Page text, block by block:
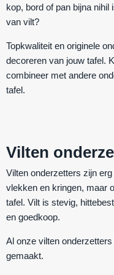
kop, bord of pan bijna
van vilt?
Topkwaliteit en originele
decoreren van jouw tafel.
combineer met andere
tafel.
Vilten
Vilten onderzetters zijn
vlekken en kringen, maar
tafel. Vilt is stevig,
en goedkoop.
Al onze vilten
gemaakt.